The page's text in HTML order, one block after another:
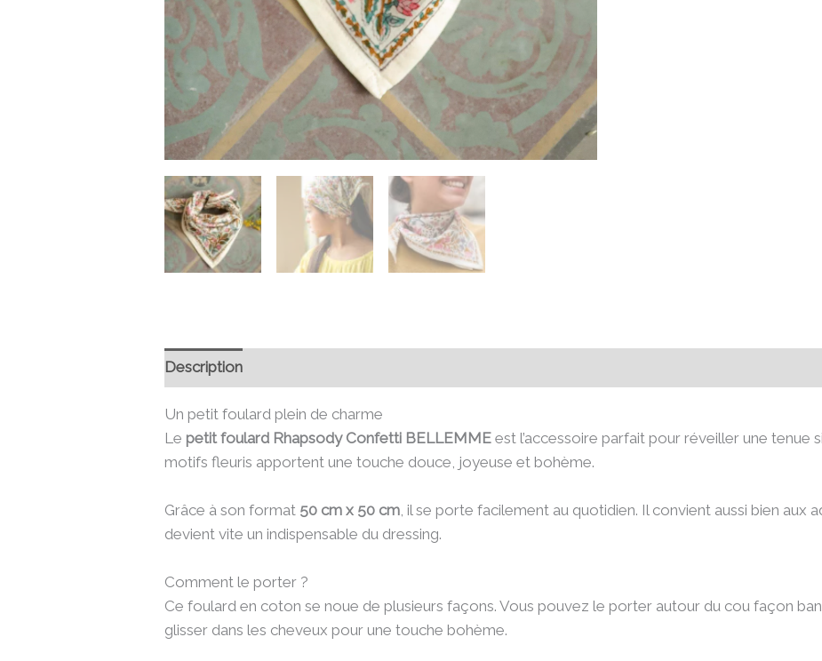
Description
Un petit foulard plein de charme
Le petit foulard Rhapsody Confetti BELLEMME est l’accessoire parfait pour réveiller une tenue
motifs fleuris apportent une touche douce, joyeuse et bohème.
Grâce à son format 50 cm x 50 cm , il se porte facilement au quotidien. Il convient aussi bien aux
devient vite un indispensable du dressing.
Comment le porter ?
Ce foulard en coton se noue de plusieurs façons. Vous pouvez le porter autour du cou façon
glisser dans les cheveux pour une touche bohème.